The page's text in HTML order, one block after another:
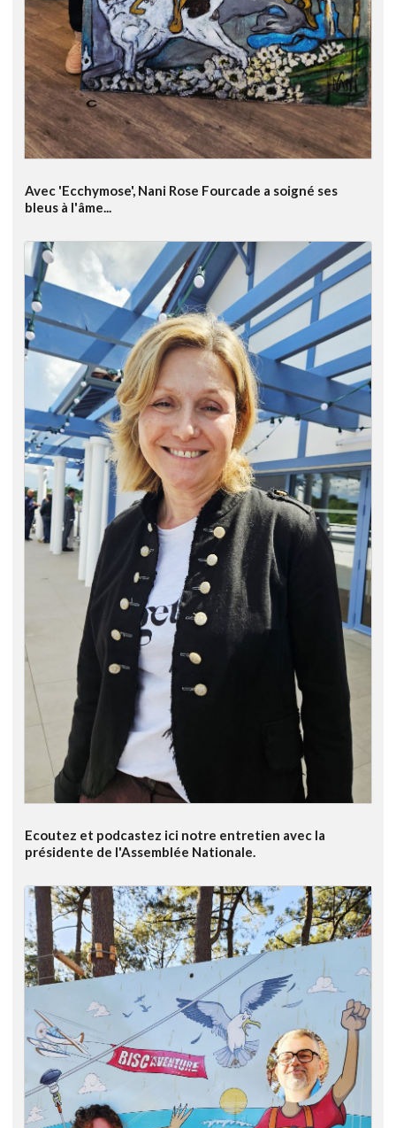
Avec 'Ecchymose', Nani Rose Fourcade a soigné ses
bleus à l'âme...
Ecoutez et podcastez ici notre entretien avec la
présidente de l'Assemblée Nationale.